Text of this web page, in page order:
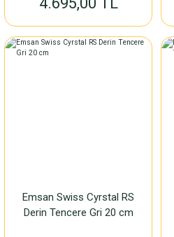
Emsan Swiss Cyrstal RS
Derin Tencere Gri 20 cm